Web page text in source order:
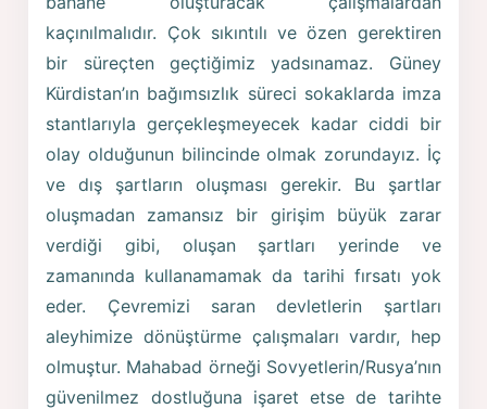
kaçınılmalıdır. Çok sıkıntılı ve özen gerektiren
bir süreçten geçtiğimiz yadsınamaz. Güney
Kürdistan’ın bağımsızlık süreci sokaklarda imza
stantlarıyla gerçekleşmeyecek kadar ciddi bir
olay olduğunun bilincinde olmak zorundayız. İç
ve dış şartların oluşması gerekir. Bu şartlar
oluşmadan zamansız bir girişim büyük zarar
verdiği gibi, oluşan şartları yerinde ve
zamanında kullanamamak da tarihi fırsatı yok
eder. Çevremizi saran devletlerin şartları
aleyhimize dönüştürme çalışmaları vardır, hep
olmuştur. Mahabad örneği Sovyetlerin/Rusya’nın
güvenilmez dostluğuna işaret etse de tarihte